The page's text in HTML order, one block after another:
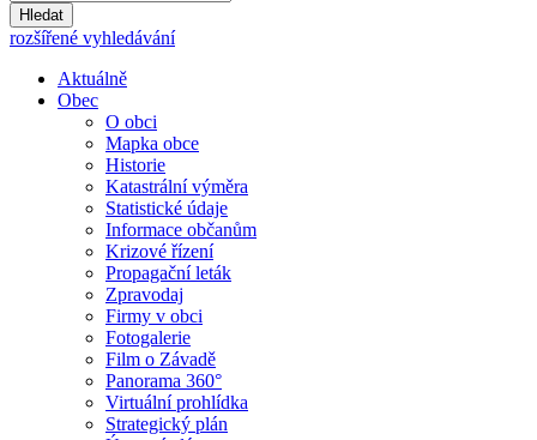
Hledat
rozšířené vyhledávání
Aktuálně
Obec
O obci
Mapka obce
Historie
Katastrální výměra
Statistické údaje
Informace občanům
Krizové řízení
Propagační leták
Zpravodaj
Firmy v obci
Fotogalerie
Film o Závadě
Panorama 360°
Virtuální prohlídka
Strategický plán